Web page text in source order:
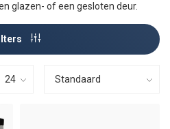
glazen- of een gesloten deur.